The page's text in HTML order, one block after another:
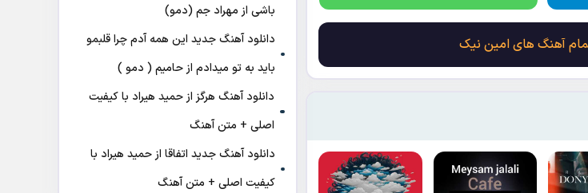
آهنگ های امین نیک
باشی از مهراد جم (دمو)
دانلود آهنگ جدید این همه آدم چرا قلبمو
باید به تو میدادم از حامیم ( دمو )
دانلود آهنگ هرگز از حمید هیراد با کیفیت
اصلی + متن آهنگ
دانلود آهنگ جدید اتفاقا از حمید هیراد با
کیفیت اصلی + متن آهنگ